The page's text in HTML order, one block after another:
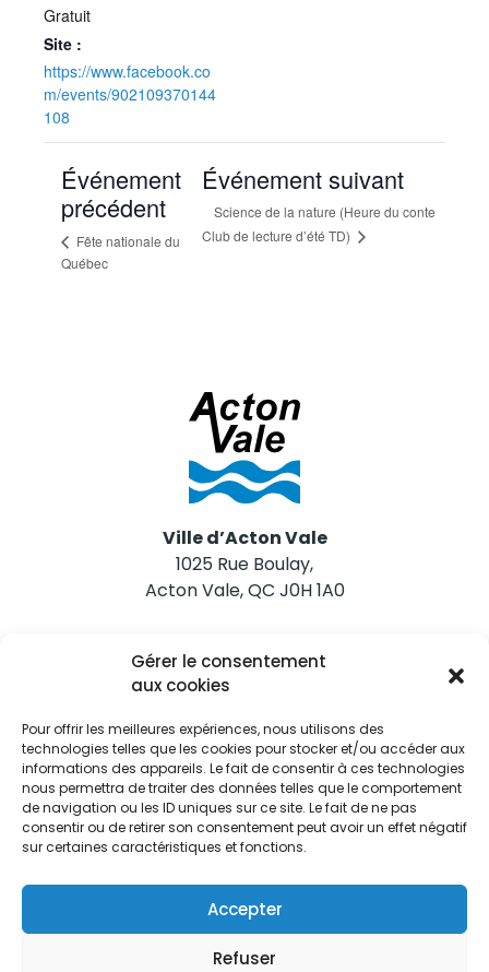
Gérer le consentement
aux cookies
Pour offrir les meilleures expériences, nous utilisons des
technologies telles que les cookies pour stocker et/ou accéder aux
informations des appareils. Le fait de consentir à ces technologies
nous permettra de traiter des données telles que le comportement
de navigation ou les ID uniques sur ce site. Le fait de ne pas
consentir ou de retirer son consentement peut avoir un effet négatif
sur certaines caractéristiques et fonctions.
Accepter
Refuser
Gratuit
Site :
https://www.facebook.co
m/events/902109370144
108
Événement
précédent
Fête nationale du
Québec
Événement suivant
Science de la nature (Heure du conte
Club de lecture d’été TD)
Ville d’Acton Vale
1025 Rue Boulay,
Acton Vale, QC J0H 1A0
Nous joindre
Tél. 450 546-2703
Restez informés
Abonnez-vous aux alertes municipales
Je m'abonne